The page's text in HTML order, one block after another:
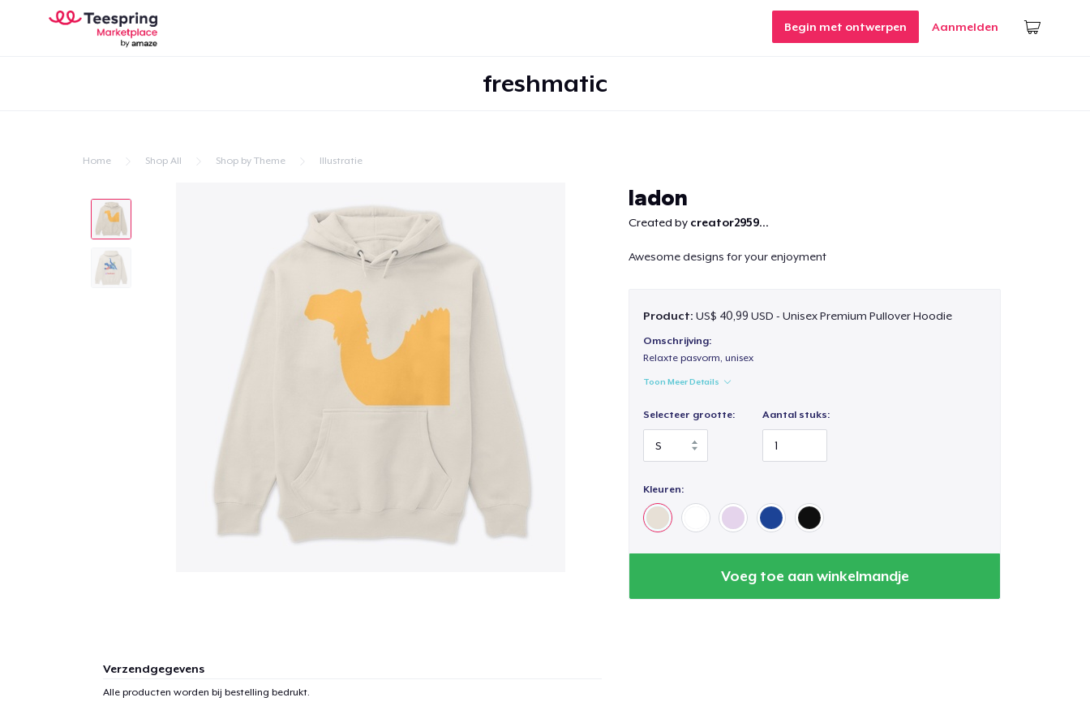
Begin met ontwerpen Aanmelden
freshmatic
Home Shop All Shop by Theme Illustratie
ladon
Created by creator2959...
Awesome designs for your enjoyment
Product: US$ 40,99 USD - Unisex Premium Pullover Hoodie
Omschrijving:
Relaxte pasvorm, unisex
Toon Meer Details
Selecteer grootte: Aantal stuks:
Kleuren:
Voeg toe aan winkelmandje
Verzendgegevens
Alle producten worden bij bestelling bedrukt.